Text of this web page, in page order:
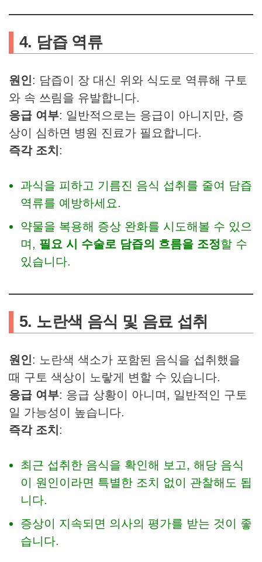
4. 담즙 역류
원인: 담즙이 장 대신 위와 식도로 역류해 구토
와 속 쓰림을 유발합니다.
응급 여부: 일반적으로는 응급이 아니지만, 증
상이 심하면 병원 진료가 필요합니다.
즉각 조치 :
과식을 피하고 기름진 음식 섭취를 줄여 담즙
역류를 예방하세요.
약물을 복용해 증상 완화를 시도해볼 수 있으
며, 필요 시 수술로 담즙의 흐름을 조정할 수
있습니다.
5. 노란색 음식 및 음료 섭취
원인: 노란색 색소가 포함된 음식을 섭취했을
때 구토 색상이 노랗게 변할 수 있습니다.
응급 여부: 응급 상황이 아니며, 일반적인 구토
일 가능성이 높습니다.
즉각 조치 :
최근 섭취한 음식을 확인해 보고, 해당 음식
이 원인이라면 특별한 조치 없이 관찰해도 됩
니다.
증상이 지속되면 의사의 평가를 받는 것이 좋
습니다.